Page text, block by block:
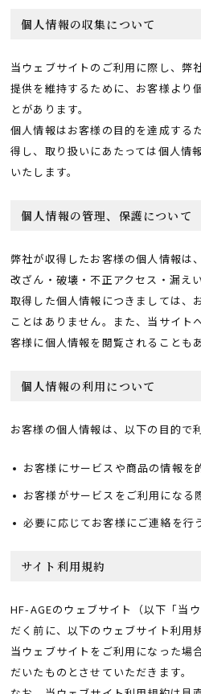
個人情報の収集について
当ウェブサイトのご利用に際し、弊
提供を維持するために、お客様より
とがあります。
個人情報はお客様の目的を達成する
得し、取り扱いにあたっては個人情
いたします。
個人情報の管理、保護について
弊社が収得したお客様の個人情報は
改ざん・破壊・不正アクセス・漏え
取得した個人情報につきましては、
ことはありません。また、当サイト
客様に個人情報を閲覧されることも
個人情報の利用について
お客様の個人情報は、以下の目的で
お客様にサービスや商品の情報を
お客様がサービスをご利用になる
必要に応じてお客様にご連絡を行
サイト利用規約
HF-AGEのウェブサイト（以下「当
だく前に、以下のウェブサイト利用
当ウェブサイトをご利用になった場
だいたものとさせていただきます。